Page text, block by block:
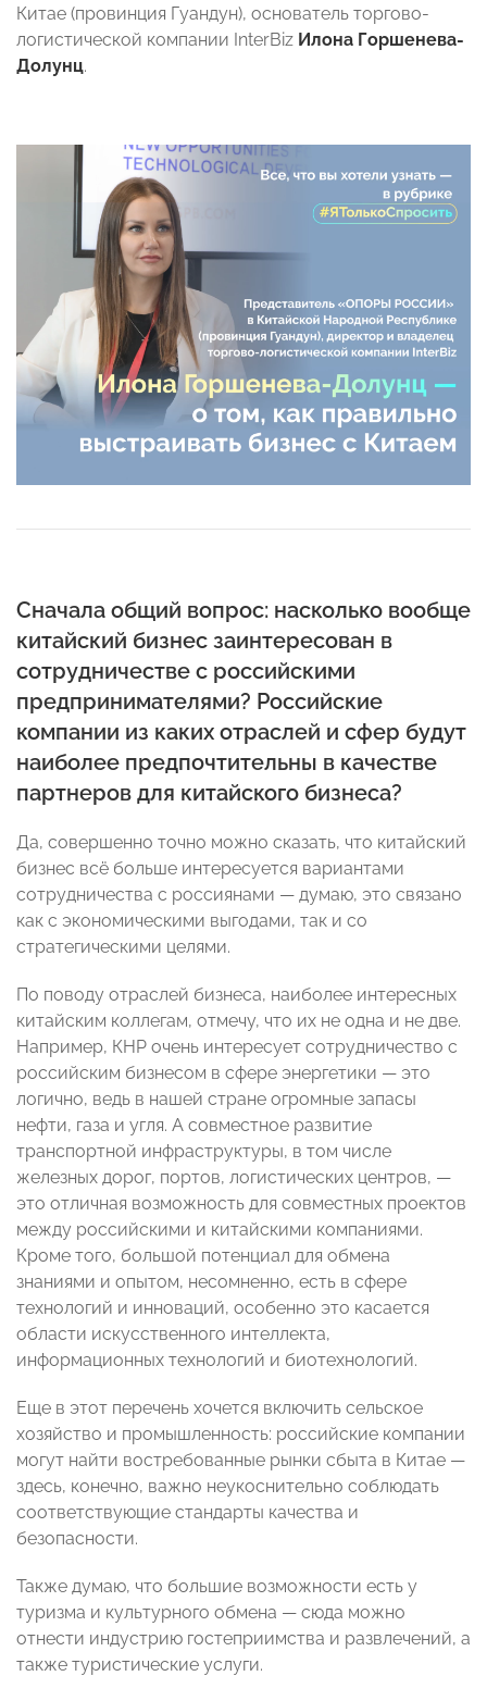
Китае (провинция Гуандун), основатель торгово-
логистической компании InterBiz Илона Горшенева-
Долунц.
Сначала общий вопрос: насколько вообще
китайский бизнес заинтересован в
сотрудничестве с российскими
предпринимателями? Российские
компании из каких отраслей и сфер будут
наиболее предпочтительны в качестве
партнеров для китайского бизнеса?
Да, совершенно точно можно сказать, что китайский
бизнес всё больше интересуется вариантами
сотрудничества с россиянами — думаю, это связано
как с экономическими выгодами, так и со
стратегическими целями.
По поводу отраслей бизнеса, наиболее интересных
китайским коллегам, отмечу, что их не одна и не две.
Например, КНР очень интересует сотрудничество с
российским бизнесом в сфере энергетики — это
логично, ведь в нашей стране огромные запасы
нефти, газа и угля. А совместное развитие
транспортной инфраструктуры, в том числе
железных дорог, портов, логистических центров, —
это отличная возможность для совместных проектов
между российскими и китайскими компаниями.
Кроме того, большой потенциал для обмена
знаниями и опытом, несомненно, есть в сфере
технологий и инноваций, особенно это касается
области искусственного интеллекта,
информационных технологий и биотехнологий.
Еще в этот перечень хочется включить сельское
хозяйство и промышленность: российские компании
могут найти востребованные рынки сбыта в Китае —
здесь, конечно, важно неукоснительно соблюдать
соответствующие стандарты качества и
безопасности.
Также думаю, что большие возможности есть у
туризма и культурного обмена — сюда можно
отнести индустрию гостеприимства и развлечений, а
также туристические услуги.